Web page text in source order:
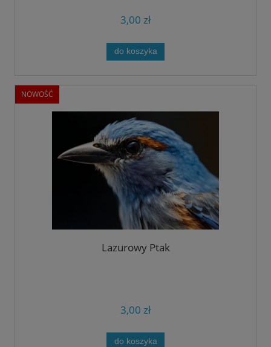
3,00 zł
do koszyka
Lazurowy Ptak
3,00 zł
do koszyka
NOWOŚĆ